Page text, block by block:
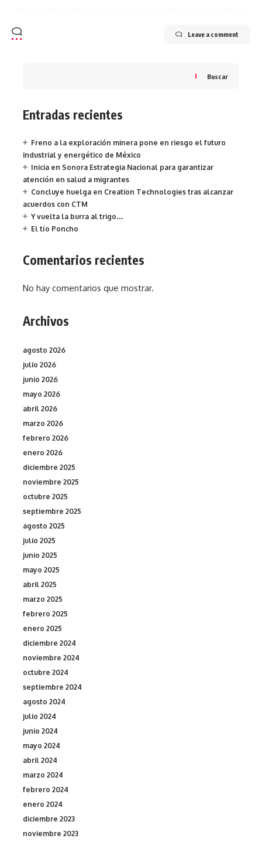
Leave a comment
Buscar
Entradas recientes
Freno a la exploración minera pone en riesgo el futuro
industrial y energético de México
Inicia en Sonora Estrategia Nacional para garantizar
atención en salud a migrantes
Concluye huelga en Creation Technologies tras alcanzar
acuerdos con CTM
Y vuelta la burra al trigo…
El tío Poncho
Comentarios recientes
No hay comentarios que mostrar.
Archivos
agosto 2026
julio 2026
junio 2026
mayo 2026
abril 2026
marzo 2026
febrero 2026
enero 2026
diciembre 2025
noviembre 2025
octubre 2025
septiembre 2025
agosto 2025
julio 2025
junio 2025
mayo 2025
abril 2025
marzo 2025
febrero 2025
enero 2025
diciembre 2024
noviembre 2024
octubre 2024
septiembre 2024
agosto 2024
julio 2024
junio 2024
mayo 2024
abril 2024
marzo 2024
febrero 2024
enero 2024
diciembre 2023
noviembre 2023